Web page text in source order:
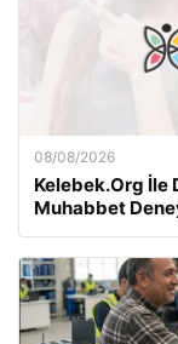
08/08/2026
Kelebek.Org İle
Muhabbet